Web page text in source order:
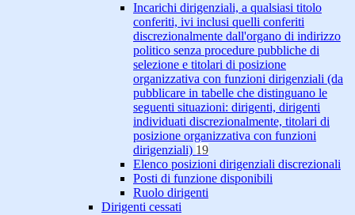
Incarichi dirigenziali, a qualsiasi titolo
conferiti, ivi inclusi quelli conferiti
discrezionalmente dall'organo di indirizzo
politico senza procedure pubbliche di
selezione e titolari di posizione
organizzativa con funzioni dirigenziali (da
pubblicare in tabelle che distinguano le
seguenti situazioni: dirigenti, dirigenti
individuati discrezionalmente, titolari di
posizione organizzativa con funzioni
dirigenziali) 19
Elenco posizioni dirigenziali discrezionali
Posti di funzione disponibili
Ruolo dirigenti
Dirigenti cessati